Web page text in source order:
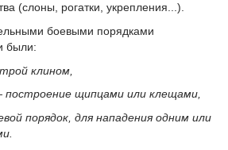
(слоны, рогатки, укрепления...).
боевыми порядками
были:
клином,
построение щипцами или клещами,
порядок, для нападения одним или